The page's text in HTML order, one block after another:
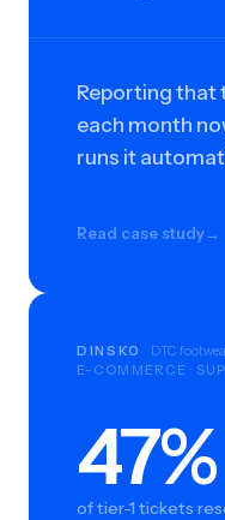
Reporting that
each month
runs it
Read case study→
DINSKO DTC
E-COMMERCE ·
47%
47%
of tier-1 tickets